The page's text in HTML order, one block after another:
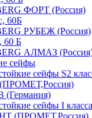
ФОРТ (Россия)
60Б
РУБЕЖ (Россия)
60 Б
АЛМАЗ
сейфы
сейфы S2
(Германия)
сейфы I класса
(ПРОМЕТ,Россия)